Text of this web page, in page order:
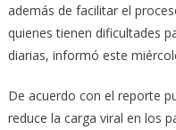
además de facilitar el
quienes tienen dificultades
diarias, informó este
De acuerdo con el reporte
reduce la carga viral en los